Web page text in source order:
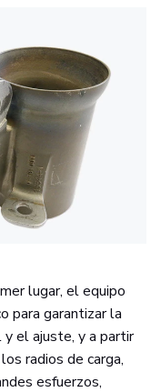
lugar, el equipo
para garantizar la
y el ajuste, y a partir
radios de carga,
esfuerzos,